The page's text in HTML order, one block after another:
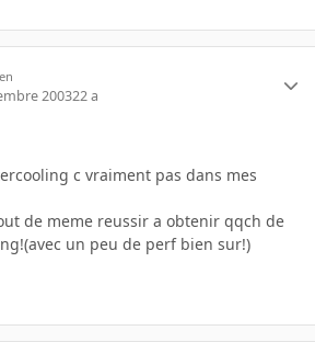
200322 a
c vraiment pas dans mes
de meme reussir a obtenir qqch de
un peu de perf bien sur!)